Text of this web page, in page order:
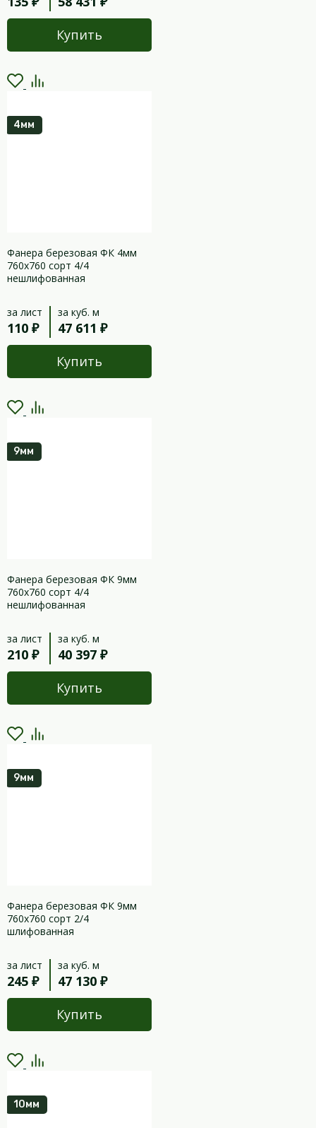
Купить
4мм
Фанера березовая ФК 4мм
760х760 сорт 4/4
нешлифованная
за лист
110 ₽
за куб. м
47 611 ₽
Купить
9мм
Фанера березовая ФК 9мм
760х760 сорт 4/4
нешлифованная
за лист
210 ₽
за куб. м
40 397 ₽
Купить
9мм
Фанера березовая ФК 9мм
760х760 сорт 2/4
шлифованная
за лист
245 ₽
за куб. м
47 130 ₽
Купить
10мм